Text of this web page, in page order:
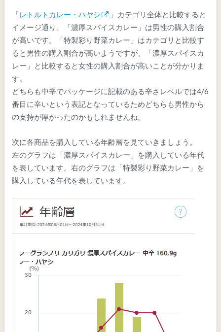
「レトルトカレー・ハヤシ
」カテゴリ全体と比較すると
イメージ通り、「濃厚スパイスカレー」は男性の購入割合
が高いです。「特製彩り野菜カレー」はカテゴリと比較す
ると男性の購入割合が高いようですが、「濃厚スパイスカ
レー」と比較すると女性の購入割合が高いことが分かりま
す。
どちらも中辛でパッケージに記載のある辛さレベルでは4/6
番目に辛いという表記となっているためどちらも男性から
の支持が厚かったのかもしれませんね。
次に各商品を購入している年齢層を見ていきましょう。
左のグラフは「濃厚スパイスカレー」を購入している年代
を表しています。右のグラフは「特製彩り野菜カレー」を
購入している年代を表しています。